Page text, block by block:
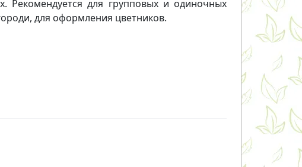
Рекомендуется для групповых и одиночных
для оформления цветников.